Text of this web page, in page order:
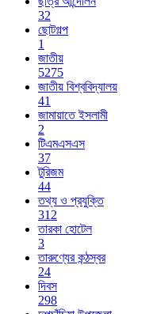
32
ছোটগল্প
1
জাতীয়
5275
জাতীয় বিশ্ববিদ্যালয়
41
জামায়াতে ইসলামী
2
টিএমএসএস
37
টুরিজম
44
তথ্য ও প্রযুক্তি
312
তারকা হোটেল
3
তারুণ্যের কন্ঠস্বর
24
দিবস
298